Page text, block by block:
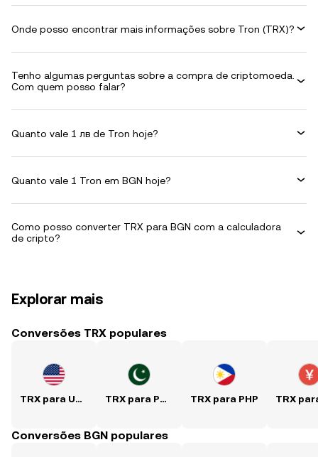
Onde posso encontrar mais informações sobre Tron (TRX)?
Tenho algumas perguntas sobre a compra de criptomoeda.
Com quem posso falar?
Quanto vale 1 лв de Tron hoje?
Quanto vale 1 Tron em BGN hoje?
Como posso converter TRX para BGN com a calculadora
de cripto?
Explorar mais
Conversões TRX populares
TRX para USD TRX para PKR TRX para PHP
Conversões BGN populares